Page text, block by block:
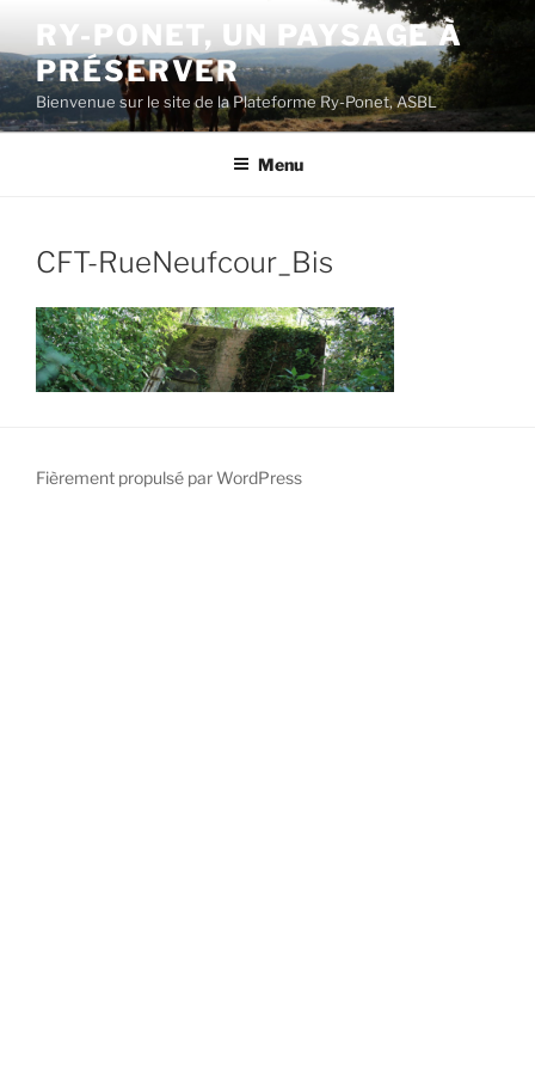
contenu
principal
RY-PONET, UN PAYSAGE À
PRÉSERVER
Bienvenue sur le site de la Plateforme Ry-Ponet, ASBL
Menu
CFT-RueNeufcour_Bis
Fièrement propulsé par WordPress